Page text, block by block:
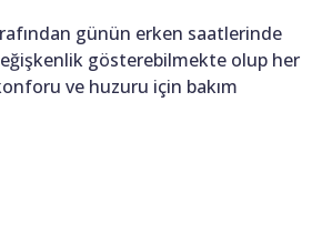
günün erken saatlerinde
gösterebilmekte olup her
ve huzuru için bakım